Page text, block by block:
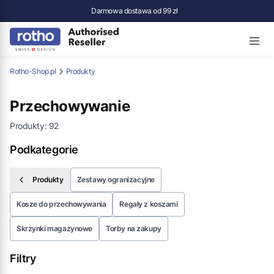
Darmowa dostawa od 99 zł
Rotho-Shop.pl Produkty
Przechowywanie
Produkty: 92
Podkategorie
Produkty Zestawy ogranizacyjne
Kosze do przechowywania Regały z koszami
Skrzynki magazynowe Torby na zakupy
Filtry